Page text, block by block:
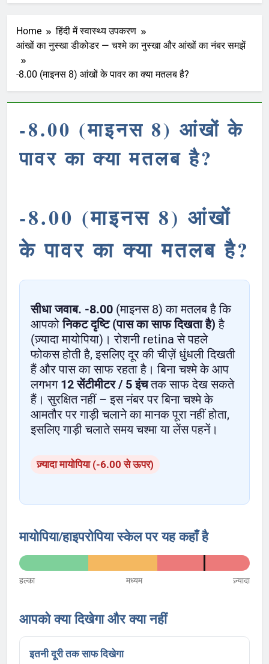
Home
हिंदी में स्वास्थ्य उपकरण
आंखों का नुस्खा डीकोडर — चश्मे का नुस्खा और आंखों का नंबर समझें
-8.00 (माइनस 8) आंखों के पावर का क्या मतलब है?
-8.00 (माइनस 8) आंखों के
पावर का क्या मतलब है?
-8.00 (माइनस 8) आंखों
के पावर का क्या मतलब है?
सीधा जवाब. -8.00 (माइनस 8) का मतलब है कि
आपकोनिकट दृष्टि (पास का साफ दिखता है) है
(ज़्यादा मायोपिया)। रोशनी retina से पहले
फोकस होती है, इसलिए दूर की चीज़ें धुंधली दिखती
हैं और पास का साफ रहता है। बिना चश्मे के आप
लगभग 12 सेंटीमीटर / 5 इंचतक साफ देख सकते
हैं। सुरक्षित नहीं – इस नंबर पर बिना चश्मे के
आमतौर पर गाड़ी चलाने का मानक पूरा नहीं होता,
इसलिए गाड़ी चलाते समय चश्मा या लेंस पहनें।
ज़्यादा मायोपिया (-6.00 से ऊपर)
मायोपिया/हाइपरोपिया स्केल पर यह कहाँ है
हल्का मध्यम ज़्यादा
आपको क्या दिखेगा और क्या नहीं
इतनी दूरी तक साफ दिखेगा